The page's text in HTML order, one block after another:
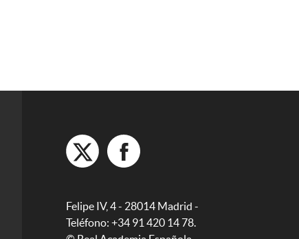
Felipe IV, 4 - 28014 Madrid -
Teléfono: +34 91 420 14 78.